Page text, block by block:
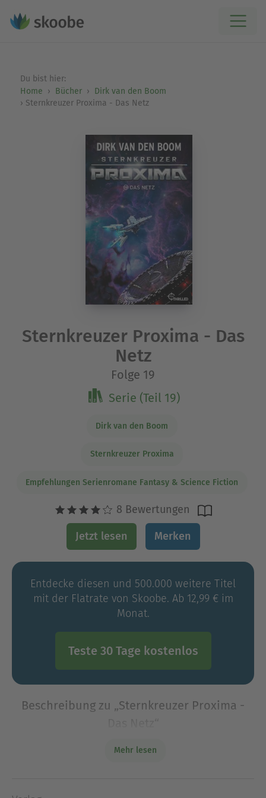
Du bist hier:
Home
Bücher
Dirk van den Boom
Sternkreuzer Proxima - Das Netz
Sternkreuzer Proxima - Das
Netz
Folge 19
Serie (Teil 19)
Dirk van den Boom
Sternkreuzer Proxima
Empfehlungen Serienromane Fantasy & Science Fiction
8 Bewertungen
Jetzt lesen Merken
Entdecke diesen und 500.000 weitere Titel
mit der Flatrate von Skoobe. Ab 12,99 € im
Monat.
Teste 30 Tage kostenlos
Beschreibung zu „Sternkreuzer Proxima -
Der Wiederaufbau der Republik schreitet voran,
Mehr lesen